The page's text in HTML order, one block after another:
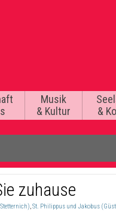
Musik
& Kultur
&
zuhause
,St. Philippus und Jakobus